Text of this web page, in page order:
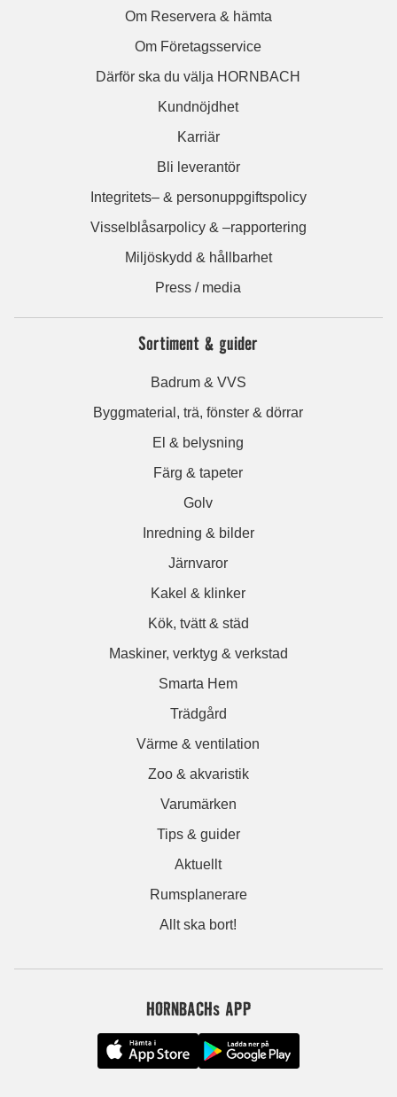
Om Reservera & hämta
Om Företagsservice
Därför ska du välja HORNBACH
Kundnöjdhet
Karriär
Bli leverantör
Integritets– & personuppgiftspolicy
Visselblåsarpolicy & –rapportering
Miljöskydd & hållbarhet
Press / media
Sortiment & guider
Badrum & VVS
Byggmaterial, trä, fönster & dörrar
El & belysning
Färg & tapeter
Golv
Inredning & bilder
Järnvaror
Kakel & klinker
Kök, tvätt & städ
Maskiner, verktyg & verkstad
Smarta Hem
Trädgård
Värme & ventilation
Zoo & akvaristik
Varumärken
Tips & guider
Aktuellt
Rumsplanerare
Allt ska bort!
HORNBACHs APP